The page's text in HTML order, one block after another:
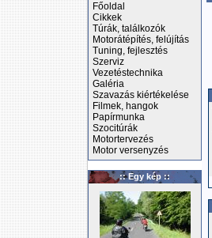
Főoldal
Cikkek
Túrák, találkozók
Motorátépítés, felújítás
Tuning, fejlesztés
Szerviz
Vezetéstechnika
Galéria
Szavazás kiértékelése
Filmek, hangok
Papírmunka
Szocitúrák
Motortervezés
Motor versenyzés
:: Egy kép ::